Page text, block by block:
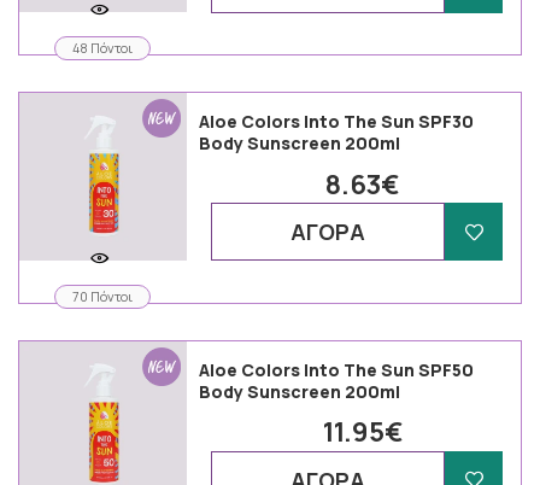
48 Πόντοι
70 Πόντοι
Aloe Colors Into The Sun SPF30
Body Sunscreen 200ml
8.63€
ΑΓΟΡΑ
Aloe Colors Into The Sun SPF50
Body Sunscreen 200ml
11.95€